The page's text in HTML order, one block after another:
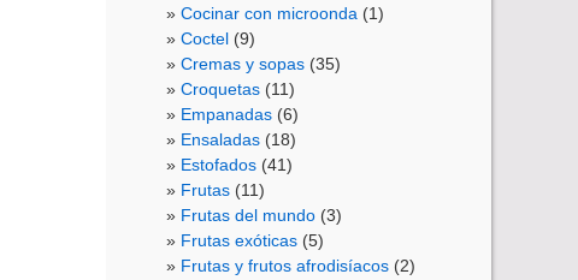
Cocinar con microonda (1)
Coctel (9)
Cremas y sopas (35)
Croquetas (11)
Empanadas (6)
Ensaladas (18)
Estofados (41)
Frutas (11)
Frutas del mundo (3)
Frutas exóticas (5)
Frutas y frutos afrodisíacos (2)